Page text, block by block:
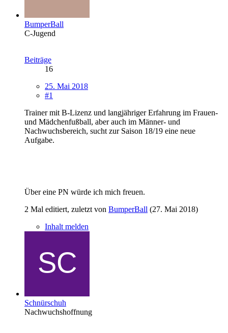
BumperBall
C-Jugend
Beiträge
16
25. Mai 2018
#1
Trainer mit B-Lizenz und langjähriger Erfahrung im Frauen-
und Mädchenfußball, aber auch im Männer- und
Nachwuchsbereich, sucht zur Saison 18/19 eine neue
Aufgabe.
Über eine PN würde ich mich freuen.
2 Mal editiert, zuletzt von BumperBall (27. Mai 2018)
Inhalt melden
Schnürschuh
Nachwuchshoffnung